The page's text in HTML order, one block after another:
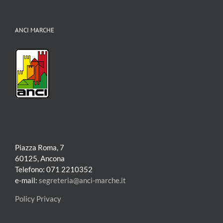
ANCI MARCHE
Piazza Roma, 7
60125, Ancona
Telefono: 071 2210352
e-mail: segreteria@anci-marche.it
Policy Privacy